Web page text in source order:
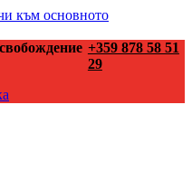
към основното
+359 878 58 51
29